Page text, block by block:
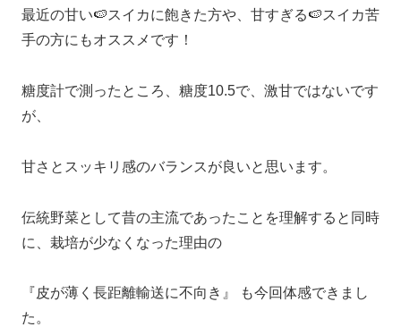
最近の甘い🍉スイカに飽きた方や、甘すぎる🍉スイカ苦
手の方にもオススメです！
糖度計で測ったところ、糖度10.5で、激甘ではないです
が、
甘さとスッキリ感のバランスが良いと思います。
伝統野菜として昔の主流であったことを理解すると同時
に、栽培が少なくなった理由の
『皮が薄く長距離輸送に不向き』 も今回体感できまし
た。